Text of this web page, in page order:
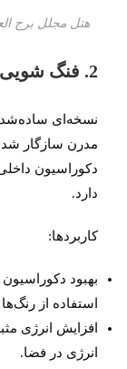
هتل مجلل برج
2. فنگ شویی مدرن
نسخه‌ای
مدرن سازگار
دکوراسیون
دارد.
کاربردها:
بهبود
استفاده از
افزایش انرژی
انرژی در فضا.